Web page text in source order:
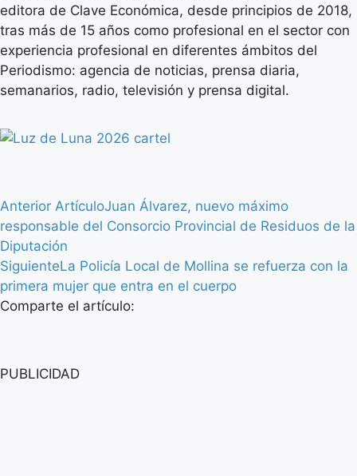
editora de Clave Económica, desde principios de 2018,
tras más de 15 años como profesional en el sector con
experiencia profesional en diferentes ámbitos del
Periodismo: agencia de noticias, prensa diaria,
semanarios, radio, televisión y prensa digital.
Anterior ArtículoJuan Álvarez, nuevo máximo
responsable del Consorcio Provincial de Residuos de la
Diputación
SiguienteLa Policía Local de Mollina se refuerza con la
primera mujer que entra en el cuerpo
Comparte el artículo:
PUBLICIDAD